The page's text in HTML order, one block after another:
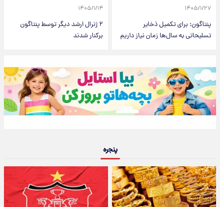
۱۴۰۵/۱/۲۷
پنتاگون: برای تکمیل ذخایر
تسلیحاتی به سال‌ها زمان نیاز داریم
۱۴۰۵/۱/۱۴
۲ ژنرال ارشد دیگر توسط پنتاگون
برکنار شدند
پنجره